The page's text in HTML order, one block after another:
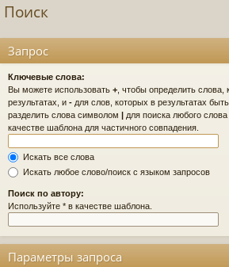
Поиск
Запрос
Ключевые слова:
Вы можете использовать + , чтобы определить
результатах, и - для слов, которых в результатах
разделить слова символом | для поиска любого
качестве шаблона для частичного совпадения.
Искать все слова
Искать любое слово/поиск с языком запросов
Поиск по автору:
Используйте * в качестве шаблона.
Параметры запроса